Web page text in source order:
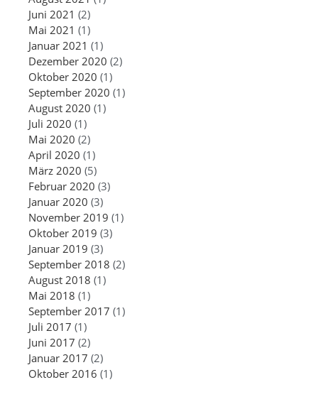
Juni 2021 (2)
Mai 2021 (1)
Januar 2021 (1)
Dezember 2020 (2)
Oktober 2020 (1)
September 2020 (1)
August 2020 (1)
Juli 2020 (1)
Mai 2020 (2)
April 2020 (1)
März 2020 (5)
Februar 2020 (3)
Januar 2020 (3)
November 2019 (1)
Oktober 2019 (3)
Januar 2019 (3)
September 2018 (2)
August 2018 (1)
Mai 2018 (1)
September 2017 (1)
Juli 2017 (1)
Juni 2017 (2)
Januar 2017 (2)
Oktober 2016 (1)